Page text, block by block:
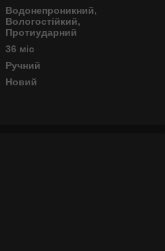
Водонепроникний,
Вологостійкий,
Протиударний
36 міс
Ручний
Новий